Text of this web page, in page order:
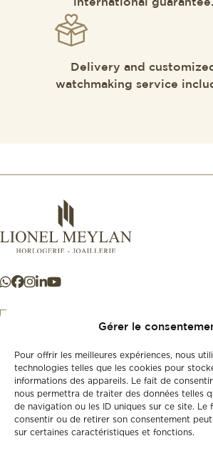
Gérer le
Pour offrir les meilleures expériences, nous
technologies telles que les cookies pour
informations des appareils. Le fait de
nous permettra de traiter des données telles
de navigation ou les ID uniques sur ce site. Le
consentir ou de retirer son consentement
sur certaines caractéristiques et fonctions.
international guarantee.
Delivery and
watchmaking service
New
Second-hand
+41 21 925 50 50